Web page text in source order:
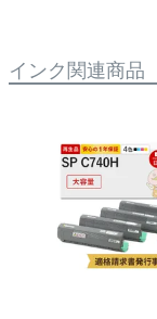
インク関連商品